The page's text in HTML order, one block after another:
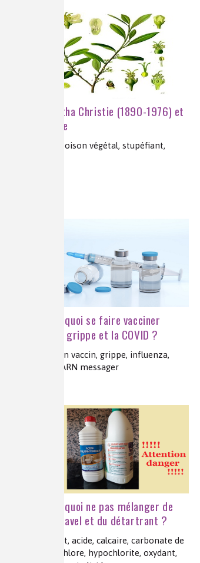
Agatha Christie (1890-1976) et
la cocaïne
cocaïne, poison végétal, stupéfiant,
Pourquoi se faire vacciner
contre la grippe et la COVID ?
fabrication vaccin, grippe, influenza,
souches, ARN messager
Pourquoi ne pas mélanger de
l’eau de Javel et du détartrant ?
Détartrant, acide, calcaire, carbonate de
calcium, chlore, hypochlorite, oxydant,